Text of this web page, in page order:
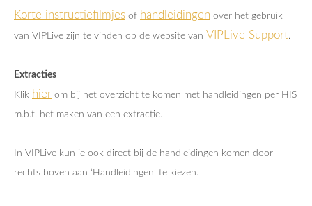
Korte instructiefilmjes of handleidingen over het gebruik
van VIPLive zijn te vinden op de website van VIPLive Support.
Extracties
Klik hier om bij het overzicht te komen met handleidingen per HIS
m.b.t. het maken van een extractie.
In VIPLive kun je ook direct bij de handleidingen komen door
rechts boven aan ‘Handleidingen’ te kiezen.